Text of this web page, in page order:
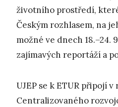
životního prostředí,
Českým rozhlasem, na
možné ve dnech 18.–24.
zajímavých reportáží a
UJEP se k ETUR připojí v
Centralizovaného